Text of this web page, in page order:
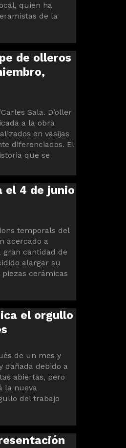
quien ha
de la
de olleros
Sala. D’oller
a la obra
en vasijas
diferenciados. El
que se
el 4 de junio
temporals del
acercado a
cantidad de
alargar su
cerámicas
el orgullo
de un mes y
dañada debido a
abiertas, pero
la nueva
del trabajo